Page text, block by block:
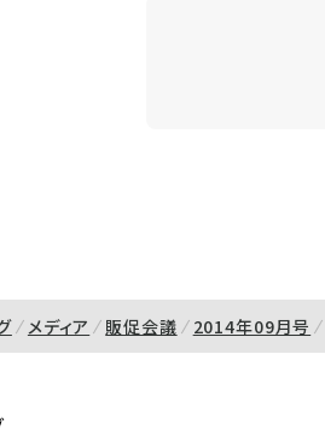
メディア 販促会議 2014年09月号